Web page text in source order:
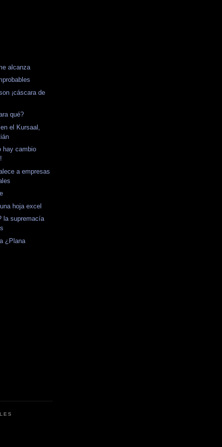
alcanza
¡cáscara de
qué?
el Kursaal,
hay cambio
a empresas
hoja excel
la supremacía
¿Plana